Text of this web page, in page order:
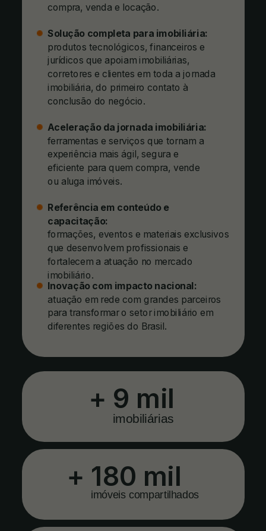
+
imobiliárias
9 mil
+
imóveis compartilhados
180 mil
compra, venda e locação.
Solução completa para imobiliária:
produtos tecnológicos, financeiros e
jurídicos que apoiam imobiliárias,
corretores e clientes em toda a jornada
imobiliária, do primeiro contato à
conclusão do negócio.
Aceleração da jornada imobiliária:
ferramentas e serviços que tornam a
experiência mais ágil, segura e
eficiente para quem compra, vende
ou aluga imóveis.
Referência em conteúdo e
capacitação:
formações, eventos e materiais exclusivos
que desenvolvem profissionais e
fortalecem a atuação no mercado
imobiliário.
Inovação com impacto nacional:
atuação em rede com grandes parceiros
para transformar o setor imobiliário em
diferentes regiões do Brasil.